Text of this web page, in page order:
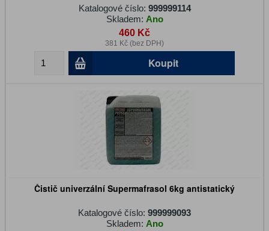
Katalogové číslo: 999999114
Skladem: Ano
460 Kč
381 Kč (bez DPH)
Koupit
Čistič univerzální Supermafrasol 6kg antistatický
Katalogové číslo: 999999093
Skladem: Ano